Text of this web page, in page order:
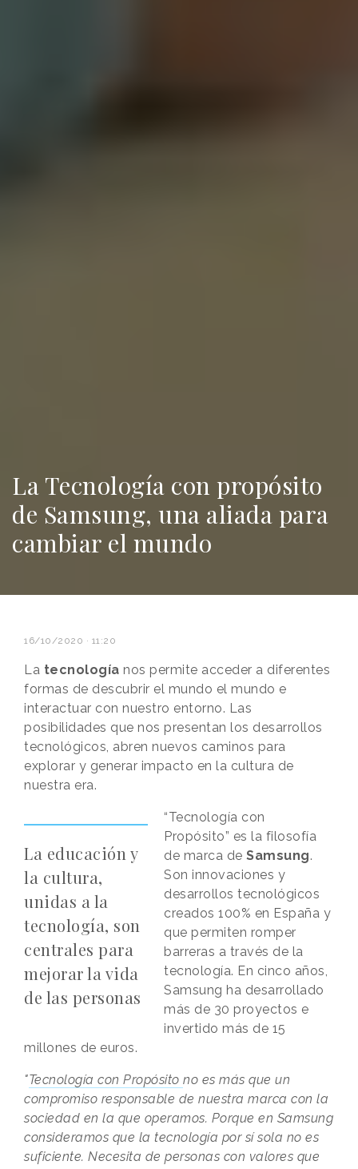
La Tecnología con propósito
de Samsung, una aliada para
cambiar el mundo
16/10/2020 · 11:20
La tecnología nos permite acceder a diferentes
formas de descubrir el mundo el mundo e
interactuar con nuestro entorno. Las
posibilidades que nos presentan los desarrollos
tecnológicos, abren nuevos caminos para
explorar y generar impacto en la cultura de
nuestra era.
La educación y
la cultura,
unidas a la
tecnología, son
centrales para
mejorar la vida
de las personas
“Tecnología con
Propósito” es la filosofía
de marca deSamsung.
Son innovaciones y
desarrollos tecnológicos
creados 100% en España y
que permiten romper
barreras a través de la
tecnología. En cinco años,
Samsung ha desarrollado
más de 30 proyectos e
invertido más de 15
millones de euros.
"Tecnología con Propósito no es más que un
compromiso responsable de nuestra marca con la
sociedad en la que operamos. Porque en Samsung
consideramos que la tecnología por sí sola no es
suficiente. Necesita de personas con valores que